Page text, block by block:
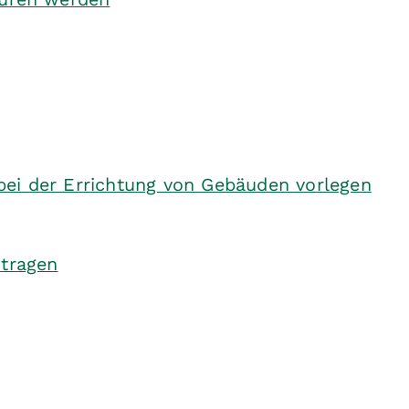
der Errichtung von Gebäuden vorlegen